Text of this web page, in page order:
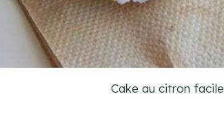
Cake au citron facile